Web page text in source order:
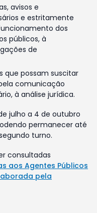
avisos e
e estritamente
dos
públicos, à
de
que possam suscitar
comunicação
à análise jurídica.
julho a 4 de outubro
permanecer até
turno.
consultadas
aos Agentes Públicos
pela